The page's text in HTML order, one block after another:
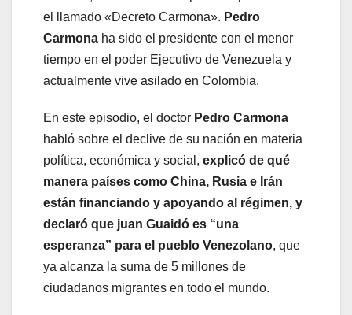
el llamado «Decreto Carmona». Pedro
Carmona ha sido el presidente con el menor
tiempo en el poder Ejecutivo de Venezuela y
actualmente vive asilado en Colombia.
En este episodio, el doctor Pedro Carmona
habló sobre el declive de su nación en materia
política, económica y social, explicó de qué
manera países como China, Rusia e Irán
están financiando y apoyando al régimen, y
declaró que juan Guaidó es “una
esperanza” para el pueblo Venezolano, que
ya alcanza la suma de 5 millones de
ciudadanos migrantes en todo el mundo.